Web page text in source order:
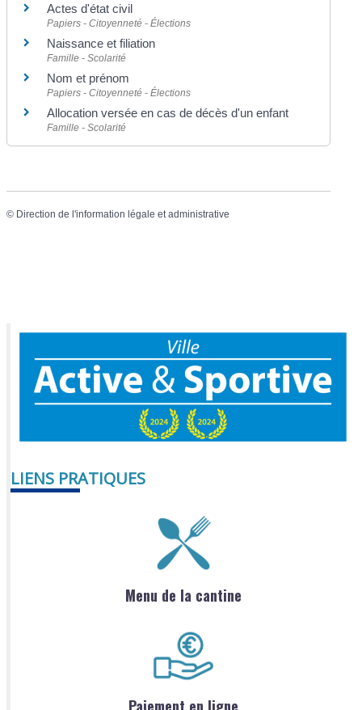
Actes d'état civil
Papiers - Citoyenneté - Élections
Naissance et filiation
Famille - Scolarité
Nom et prénom
Papiers - Citoyenneté - Élections
Allocation versée en cas de décès d'un enfant
Famille - Scolarité
© Direction de l'information légale et administrative
LIENS PRATIQUES
Menu de la cantine